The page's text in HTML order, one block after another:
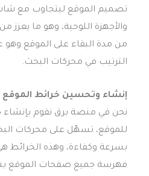
تصميم الموقع ليتجاوب مع
والأجهزة اللوحية، وهو ما يعزز
من مدة البقاء على الموقع
الترتيب في محركات البحث.
إنشاء وتحسين خرائط الموقع XML
للموقع، تسهّل على محركات
بسرعة وكفاءة، وهذه الخرائط
فهرسة جميع صفحات الموقع